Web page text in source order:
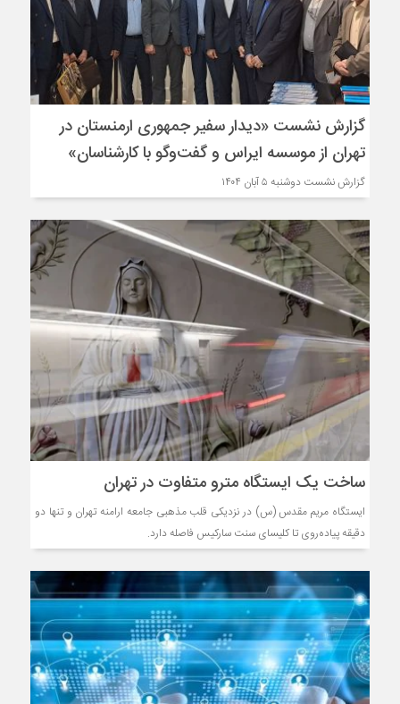
گزارش نشست «دیدار سفیر جمهوری ارمنستان در
تهران از موسسه ایراس و گفت‌وگو با کارشناسان»
گزارش نشست دوشنبه ۵ آبان ۱۴۰۴
ساخت یک ایستگاه مترو متفاوت در تهران
ایستگاه مریم مقدس (س) در نزدیکی قلب مذهبی جامعه ارامنه تهران و تنها دو
دقیقه پیاده‌روی تا کلیسای سنت سارکیس فاصله دارد.